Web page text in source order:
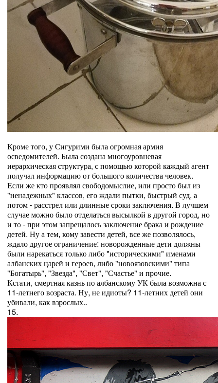
Кроме того, у Сигурими была огромная армия
осведомителей. Была создана многоуровневая
иерархическая структура, с помощью которой каждый агент
получал информацию от большого количества человек.
Если же кто проявлял свободомыслие, или просто был из
"ненадежных" классов, его ждали пытки, быстрый суд, а
потом - расстрел или длинные сроки заключения. В лучшем
случае можно было отделаться высылкой в другой город, но
и то - при этом запрещалось заключение брака и рождение
детей. Ну а тем, кому завести детей, все же позволялось,
ждало другое ограничение: новорожденные дети должны
были нарекаться только либо "историческими" именами
албанских царей и героев, либо "новоязовскими" типа
"Богатырь", "Звезда", "Свет", "Счастье" и прочие.
Кстати, смертная казнь по албанскому УК была возможна с
11-летнего возраста. Ну, не идиоты? 11-летних детей они
убивали, как взрослых..
15.